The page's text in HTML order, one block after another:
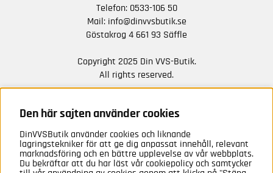
Telefon: 0533-106 50
Mail: info@dinvvsbutik.se
Göstakrog 4 661 93 Säffle
Copyright 2025 Din VVS-Butik.
All rights reserved.
NYHETER FRÅN OSS
Anmäl mig
Den här sajten använder cookies
DinVVSButik använder cookies och liknande
lagringstekniker för att ge dig anpassat innehåll, relevant
marknadsföring och en bättre upplevelse av vår webbplats.
Du bekräftar att du har läst vår cookiepolicy och samtycker